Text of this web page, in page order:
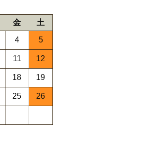
金 土
4 5
11 12
18 19
25 26